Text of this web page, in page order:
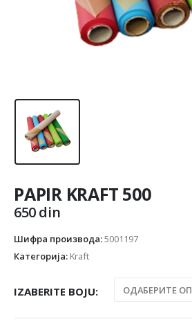
PAPIR KRAFT 500
650din
Шифра производа:5001197
Категорија: Kraft
IZABERITE BOJU